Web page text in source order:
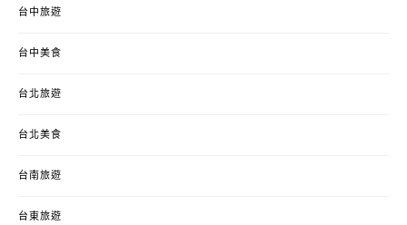
台中旅遊
台中美食
台北旅遊
台北美食
台南旅遊
台東旅遊